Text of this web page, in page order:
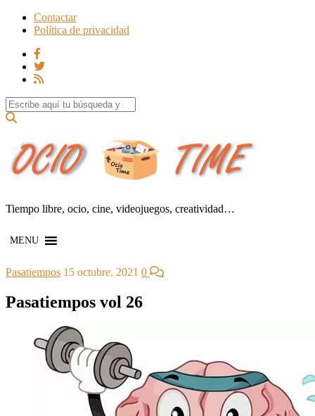
Contactar
Política de privacidad
Search for:
Tiempo libre, ocio, cine, videojuegos, creatividad…
MENU
Pasatiempos 15 octubre, 2021 0
Pasatiempos vol 26